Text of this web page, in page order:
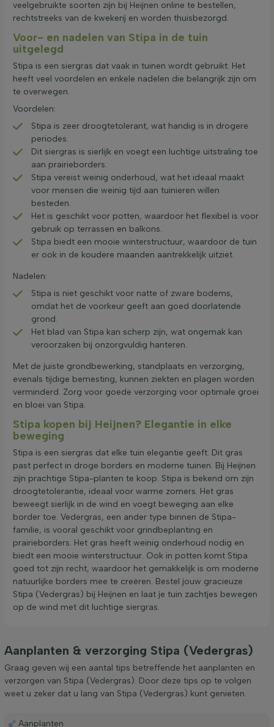
veelgebruikte soorten zijn bij Heijnen online te bestellen,
rechtstreeks van de kwekerij en worden thuisbezorgd.
Voor- en nadelen van Stipa in de tuin
uitgelegd
Stipa is een siergras dat vaak in tuinen wordt gebruikt. Het
heeft veel voordelen en enkele nadelen die belangrijk zijn om
te overwegen.
Voordelen:
Stipa is zeer droogtetolerant, wat handig is in drogere
periodes.
Dit siergras is sierlijk en voegt een luchtige uitstraling toe
aan prairieborders.
Stipa vereist weinig onderhoud, wat het ideaal maakt
voor mensen die weinig tijd aan tuinieren willen
besteden.
Het is geschikt voor potten, waardoor het flexibel is voor
gebruik op terrassen en balkons.
Stipa biedt een mooie winterstructuur, waardoor de tuin
er ook in de koudere maanden aantrekkelijk uitziet.
Nadelen:
Stipa is niet geschikt voor natte of zware bodems,
omdat het de voorkeur geeft aan goed doorlatende
grond.
Het blad van Stipa kan scherp zijn, wat ongemak kan
veroorzaken bij onzorgvuldig hanteren.
Met de juiste grondbewerking, standplaats en verzorging,
evenals tijdige bemesting, kunnen ziekten en plagen worden
verminderd. Zorg voor goede verzorging voor optimale groei
en bloei van Stipa.
Stipa kopen bij Heijnen? Elegantie in elke
beweging
Stipa is een siergras dat elke tuin elegantie geeft. Dit gras
past perfect in droge borders en moderne tuinen. Bij Heijnen
zijn prachtige Stipa-planten te koop. Stipa is bekend om zijn
droogtetolerantie, ideaal voor warme zomers. Het gras
beweegt sierlijk in de wind en voegt beweging aan elke
border toe. Vedergras, een ander type binnen de Stipa-
familie, is vooral geschikt voor grindbeplanting en
prairieborders. Het gras heeft weinig onderhoud nodig en
biedt een mooie winterstructuur. Ook in potten komt Stipa
goed tot zijn recht, waardoor het gemakkelijk is om moderne
natuurlijke borders mee te creëren. Bestel jouw gracieuze
Stipa (Vedergras) bij Heijnen en laat je tuin zachtjes bewegen
op de wind met dit luchtige siergras.
Aanplanten & verzorging Stipa (Vedergras)
Graag geven wij een aantal tips betreffende het aanplanten en
verzorgen van Stipa (Vedergras). Door deze tips op te volgen
weet u zeker dat u lang van Stipa (Vedergras) kunt genieten.
Aanplanten